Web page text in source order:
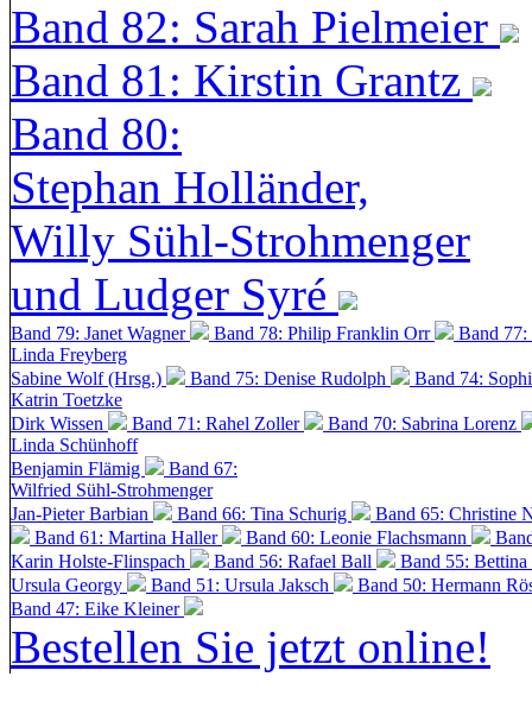
Band 82: Sarah Pielmeier
Band 81: Kirstin Grantz
Band 80:
Stephan Holländer,
Willy Sühl-Strohmenger
und Ludger Syré
Band 79: Janet Wagner Band 78: Philip Franklin Orr
Band
Linda Freyberg
Sabine Wolf (Hrsg.)
Band 75: Denise Rudolph
Band 74:
Katrin Toetzke
Dirk Wissen
Band 71: Rahel Zoller
Band 70: Sabrina Lorenz
Linda Schünhoff
Benjamin Flämig
Band 67:
Wilfried Sühl-Strohmenger
Jan-Pieter Barbian
Band 66: Tina Schurig
Band 65: Christine
Band 61: Martina Haller
Band 60: Leonie Flachsmann
Karin Holste-Flinspach
Band 56: Rafael Ball
Band 55:
Ursula Georgy
Band 51: Ursula Jaksch Band 50: Hermann
Band 47: Eike Kleiner
Bestellen Sie jetzt online!